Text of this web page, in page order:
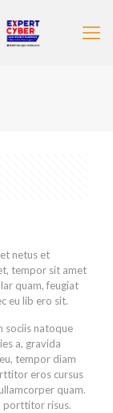
netus et
tempor sit amet
quam, feugiat
eu lib ero sit.
sociis natoque
a, gravida
tempor diam
eros cursus
quam.
porttitor risus.